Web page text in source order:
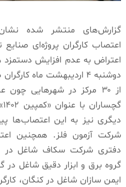
گزارش‌های منتشر شده
اعتصاب کارگران پروژه‌ای
اعتراض به عدم افزایش دستمزد
دوشنبه ۴ اردیبهشت ماه
از ۳۰ مرکز در شهرهایی
دیگری نیز به این اعتصاب‌ها
شرکت آزمون فلز. همچنین
دفتری شرکت سکاف شاغل در
گروه برق و ابزار دقیق شاغل در
ایمن سازان شاغل در کنگان،